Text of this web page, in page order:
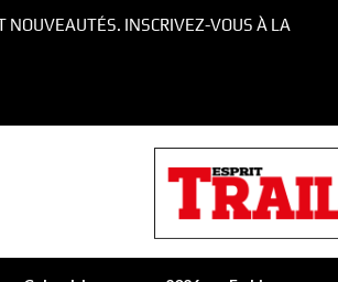
NOUVEAUTÉS. INSCRIVEZ-VOUS À LA